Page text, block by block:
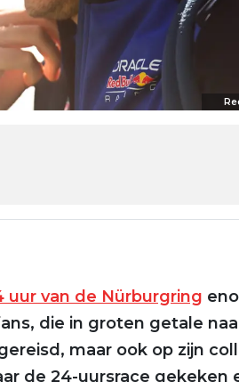
uur van de Nürburgring
die in groten getale
maar ook op zijn
de 24-uursrace gekeken